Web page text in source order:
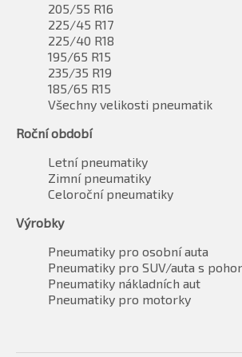
205/55 R16
225/45 R17
225/40 R18
195/65 R15
235/35 R19
185/65 R15
Všechny velikosti pneumatik
Roční období
Letní pneumatiky
Zimní pneumatiky
Celoroční pneumatiky
Výrobky
Pneumatiky pro osobní auta
Pneumatiky pro SUV/auta s
Pneumatiky nákladních aut
Pneumatiky pro motorky